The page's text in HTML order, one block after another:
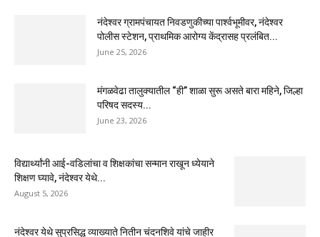
नंदेश्वर ग्रामपंचायत निवडणुकीच्या पार्श्वभूमीवर, नंदेश्वर
पोलीस स्टेशन, प्राथमिक आरोग्य केंद्रासह प्रलंबित...
June 25, 2026
मंगळवेढा तालुक्यातील “ही” शाळा सुरू असते बारा महिने, जिल्हा
परिषद सदस्य...
June 23, 2026
विद्यार्थ्यांनी आई-वडिलांचा व शिक्षकांचा सन्मान राखून ध्येयाने
शिक्षण घ्यावे, नंदेश्वर येथे...
August 5, 2026
नंदेश्वर येथे सुप्रसिद्ध व्याख्याते नितीन चंदनशिवे यांचे जाहीर